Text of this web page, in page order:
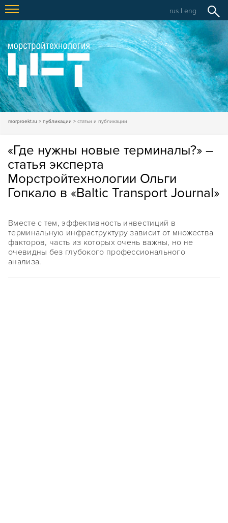
rus | eng
morproekt.ru публикации статьи и публикации
«Где нужны новые терминалы?» –
статья эксперта
Морстройтехнологии Ольги
Гопкало в «Baltic Transport Journal»
Вместе с тем, эффективность инвестиций в
терминальную инфраструктуру зависит от множества
факторов, часть из которых очень важны, но не
очевидны без глубокого профессионального
анализа.